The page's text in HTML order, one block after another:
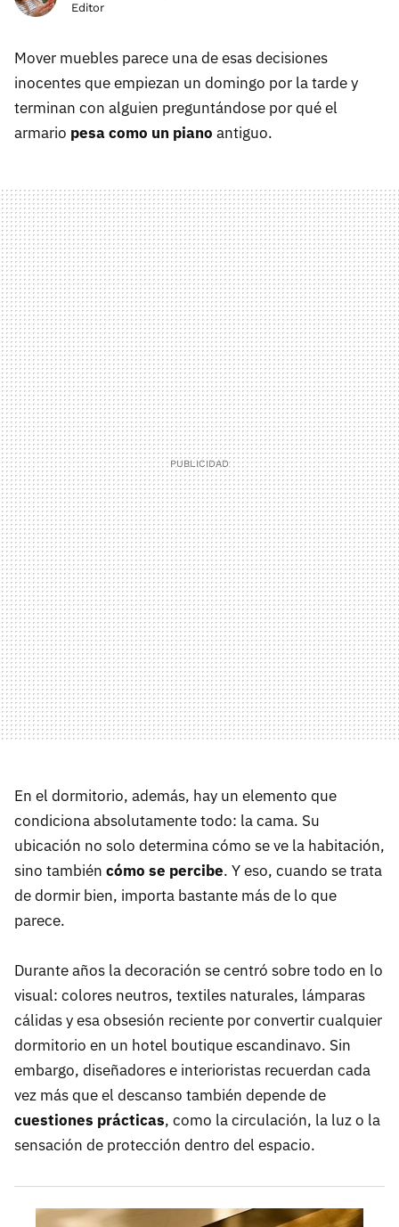
Editor
Mover muebles parece una de esas decisiones
inocentes que empiezan un domingo por la tarde y
terminan con alguien preguntándose por qué el
armario pesa como un piano antiguo.
En el dormitorio, además, hay un elemento que
condiciona absolutamente todo: la cama. Su
ubicación no solo determina cómo se ve la habitación,
sino también cómo se percibe. Y eso, cuando se trata
de dormir bien, importa bastante más de lo que
parece.
Durante años la decoración se centró sobre todo en lo
visual: colores neutros, textiles naturales, lámparas
cálidas y esa obsesión reciente por convertir cualquier
dormitorio en un hotel boutique escandinavo. Sin
embargo, diseñadores e interioristas recuerdan cada
vez más que el descanso también depende de
cuestiones prácticas, como la circulación, la luz o la
sensación de protección dentro del espacio.